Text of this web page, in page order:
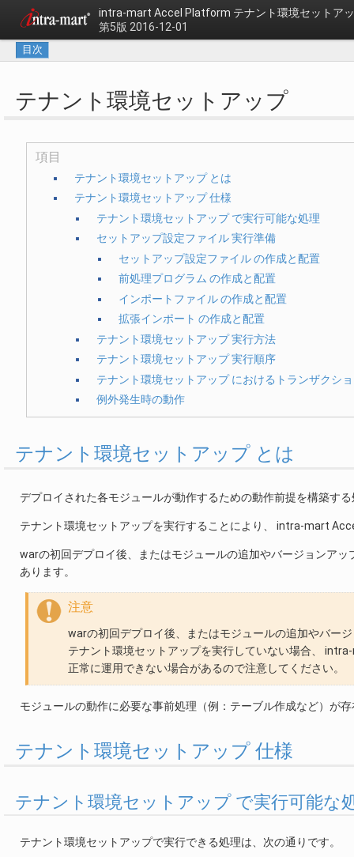
intra-mart Accel Platform テナント環境セットア
第5版 2016-12-01
目次
テナント環境セットアップ
項目
テナント環境セットアップ とは
テナント環境セットアップ 仕様
テナント環境セットアップ で実行可能な処理
セットアップ設定ファイル 実行準備
セットアップ設定ファイル の作成と配置
前処理プログラム の作成と配置
インポートファイル の作成と配置
拡張インポート の作成と配置
テナント環境セットアップ 実行方法
テナント環境セットアップ 実行順序
テナント環境セットアップ におけるトランザクシ
例外発生時の動作
テナント環境セットアップ とは
デプロイされた各モジュールが動作するための動作前提を構築す
テナント環境セットアップを実行することにより、 intra-mart
warの初回デプロイ後、またはモジュールの追加やバージョンア
あります。
注意
warの初回デプロイ後、またはモジュールの追加やバー
テナント環境セットアップを実行していない場合、
正常に運用できない場合があるので注意してください。
モジュールの動作に必要な事前処理（例：テーブル作成など）が
テナント環境セットアップ 仕様
テナント環境セットアップ で実行可能な
テナント環境セットアップで実行できる処理は、次の通りです。